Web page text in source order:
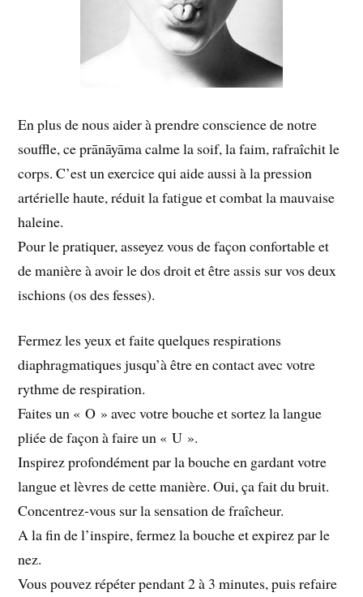
En plus de nous aider à prendre conscience de notre
souffle, ce prānāyāma calme la soif, la faim, rafraîchit le
corps. C’est un exercice qui aide aussi à la pression
artérielle haute, réduit la fatigue et combat la mauvaise
haleine.
Pour le pratiquer, asseyez vous de façon confortable et
de manière à avoir le dos droit et être assis sur vos deux
ischions (os des fesses).
Fermez les yeux et faite quelques respirations
diaphragmatiques jusqu’à être en contact avec votre
rythme de respiration.
Faites un « O » avec votre bouche et sortez la langue
pliée de façon à faire un « U ».
Inspirez profondément par la bouche en gardant votre
langue et lèvres de cette manière. Oui, ça fait du bruit.
Concentrez-vous sur la sensation de fraîcheur.
A la fin de l’inspire, fermez la bouche et expirez par le
nez.
Vous pouvez répéter pendant 2 à 3 minutes, puis refaire